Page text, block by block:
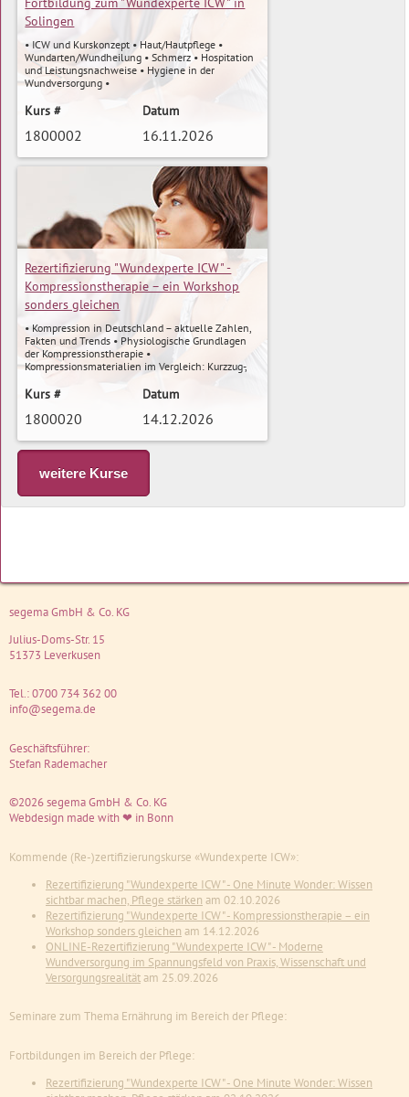
Solingen
• ICW und Kurskonzept • Haut/Hautpflege •
Wundarten/Wundheilung • Schmerz • Hospitation
und Leistungsnachweise • Hygiene in der
Wundversorgung •
Expertenstandard: Pflege von menschen mit
Prophylaxe/Behandlung • Dekubitus Prophylaxe
Prophylaxe und Therapie • Grundsätze
Wundversorgung/Wundauflagen •
Wundreinigung/Wundspülung •
Infektmanagement • Fallmanagement •
Finanzierung der Wundversorgung • Rechtliche
Aspekte der Wundversorgung • Edukation •
Ernährung • Vorbereitung auf die Klausur
Kurs #
1800002
Datum
16.11.2026
mehr »
Rezertifizierung "Wundexperte ICW" -
Kompressionstherapie – ein Workshop
sonders gleichen
• Kompression in Deutschland – aktuelle Zahlen,
Fakten und Trends • Physiologische Grundlagen
der Kompressionstherapie •
Kompressionsmaterialien im Vergleich: Kurzzug-,
Mehrkomponentenverbände: Wirkung,
Strumpfsysteme & adaptive Systeme – was passt
moderne Systeme – apparative Unterstützung
verstehen und bewerten • Dopplerdruckmessung
& Knöchel-Arm-Index (ABI) – Indikationen,
Kontraindikationen, Grenzwerte • KADI-Messung –
praktische Anwendung in der Wundversorgung •
An- und Ausziehhilfen – Entlastung für Pflege und
Kurs #
1800020
Datum
14.12.2026
mehr »
weitere Kurse
segema GmbH & Co. KG
Julius-Doms-Str. 15
51373 Leverkusen
Tel.:0700 734 362 00
info@segema.de
Geschäftsführer:
Stefan Rademacher
©2026 segema GmbH & Co. KG
Webdesign made with ❤ in Bonn
Kommende (Re-)zertifizierungskurse «Wundexperte ICW»:
Rezertifizierung "Wundexperte ICW" - One Minute Wonder: Wissen
sichtbar machen, Pflege stärken am 02.10.2026
Rezertifizierung "Wundexperte ICW" - Kompressionstherapie – ein
Workshop sonders gleichen am 14.12.2026
ONLINE-Rezertifizierung "Wundexperte ICW" - Moderne
Wundversorgung im Spannungsfeld von Praxis, Wissenschaft und
Versorgungsrealitätam 25.09.2026
Seminare zum Thema Ernährung im Bereich der Pflege:
Fortbildungen im Bereich der Pflege:
Rezertifizierung "Wundexperte ICW" - One Minute Wonder: Wissen